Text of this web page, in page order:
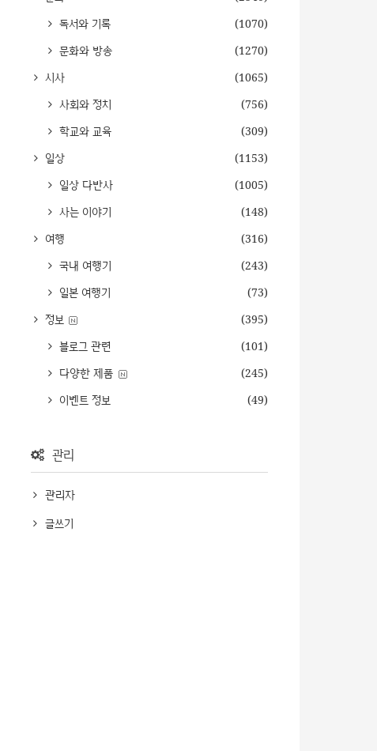
독서와 기록
(1070)
문화와 방송
(1270)
시사
(1065)
사회와 정치
(756)
학교와 교육
(309)
일상
(1153)
일상 다반사
(1005)
사는 이야기
(148)
여행
(316)
국내 여행기
(243)
일본 여행기
(73)
정보
(395)
블로그 관련
(101)
다양한 제품
(245)
이벤트 정보
(49)
관리
관리자
글쓰기